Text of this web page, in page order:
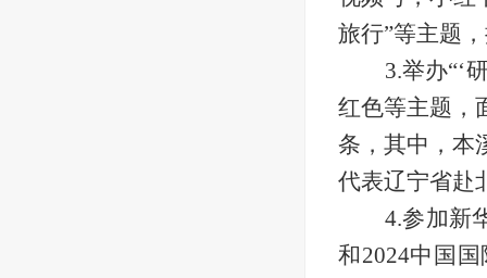
旅行”等主题
3.举办“‘
红色等主题，
条，其中，本
代表辽宁省赴
4.参加新
和2024中国